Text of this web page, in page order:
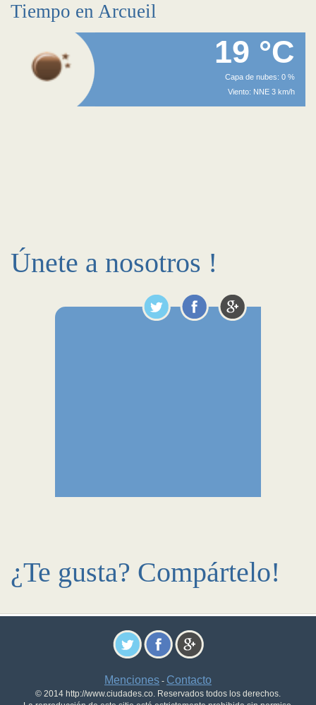
Tiempo en Arcueil
19 °C
Capa de nubes: 0 %
Viento: NNE 3 km/h
Únete a nosotros !
¿Te gusta? Compártelo!
Menciones - Contacto
© 2014 http://www.ciudades.co. Reservados todos los derechos.